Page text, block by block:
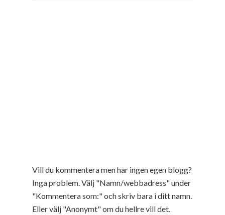
Vill du kommentera men har ingen egen blogg?
Inga problem. Välj "Namn/webbadress" under
"Kommentera som:" och skriv bara i ditt namn.
Eller välj "Anonymt" om du hellre vill det.